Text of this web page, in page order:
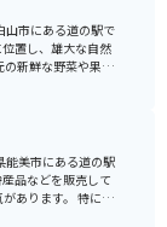
山市にある道の駅で
置し、雄大な自然
直売所は、お土産
ドの入り口まで約30
点としてもおすす
定で通行可能とな
白山
能美市にある道の駅
品などを販売して
ます。 特に、
が人気で、お土産